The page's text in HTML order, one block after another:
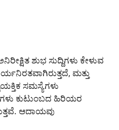
ಶುಭ ಸುದ್ದಿಗಳು ಕೇಳುವ
ಮತ್ತು
ಸಮಸ್ಯೆಗಳು
ಕುಟುಂಬದ ಹಿರಿಯರ
ಆದಾಯವು